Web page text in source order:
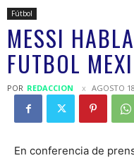
Fútbol
MESSI
FUTBOL
POR REDACCION AGOSTO
En conferencia de